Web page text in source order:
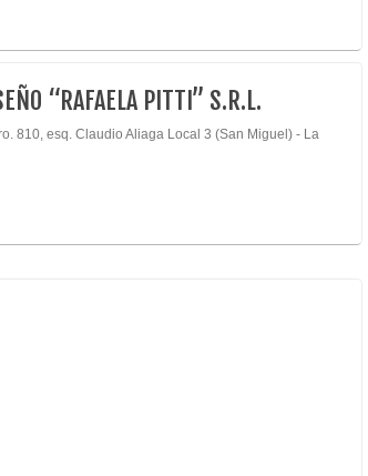
“RAFAELA PITTI” S.R.L.
810, esq. Claudio Aliaga Local 3 (San Miguel) - La